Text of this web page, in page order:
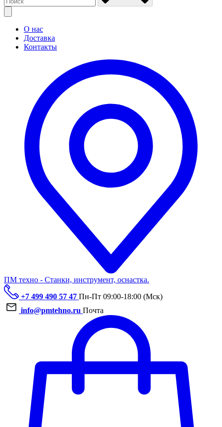
О нас
Доставка
Контакты
ПМ техно - Станки, инструмент, оснастка.
+7 499 490 57 47 Пн-Пт 09:00-18:00 (Мск)
info@pmtehno.ru Почта